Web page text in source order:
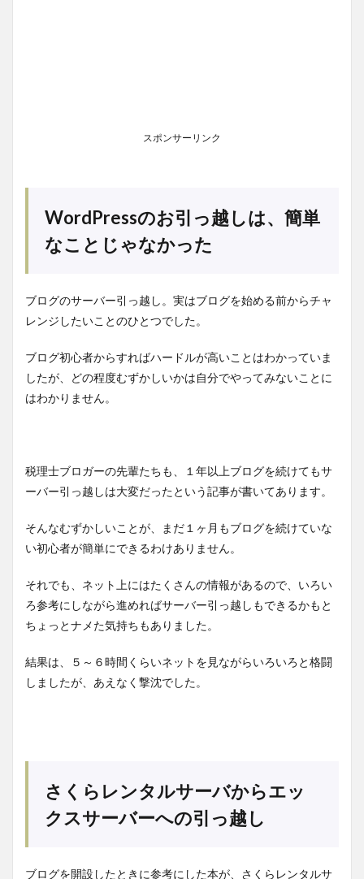
スポンサーリンク
WordPressのお引っ越しは、簡単
なことじゃなかった
ブログのサーバー引っ越し。実はブログを始める前からチャ
レンジしたいことのひとつでした。
ブログ初心者からすればハードルが高いことはわかっていま
したが、どの程度むずかしいかは自分でやってみないことに
はわかりません。
税理士ブロガーの先輩たちも、１年以上ブログを続けてもサ
ーバー引っ越しは大変だったという記事が書いてあります。
そんなむずかしいことが、まだ１ヶ月もブログを続けていな
い初心者が簡単にできるわけありません。
それでも、ネット上にはたくさんの情報があるので、いろい
ろ参考にしながら進めればサーバー引っ越しもできるかもと
ちょっとナメた気持ちもありました。
結果は、５～６時間くらいネットを見ながらいろいろと格闘
しましたが、あえなく撃沈でした。
さくらレンタルサーバからエッ
クスサーバーへの引っ越し
ブログを開設したときに参考にした本が、さくらレンタルサ